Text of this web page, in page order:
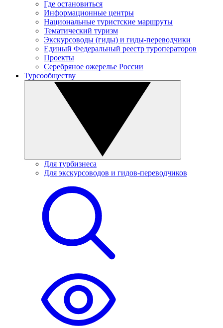
Где остановиться
Информационные центры
Национальные туристские маршруты
Тематический туризм
Экскурсоводы (гиды) и гиды-переводчики
Единый Федеральный реестр туроператоров
Проекты
Серебряное ожерелье России
Турсообществу
Для турбизнеса
Для экскурсоводов и гидов-переводчиков